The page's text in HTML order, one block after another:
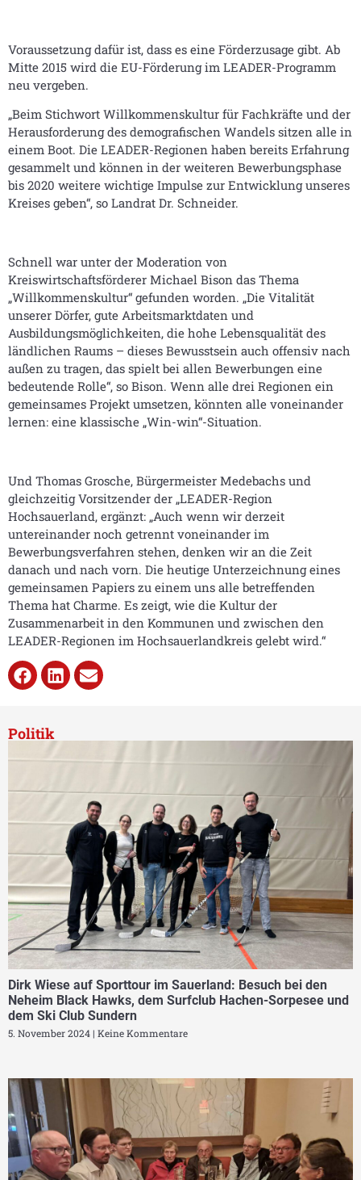
Voraussetzung dafür ist, dass es eine Förderzusage gibt. Ab
Mitte 2015 wird die EU-Förderung im LEADER-Programm
neu vergeben.
„Beim Stichwort Willkommenskultur für Fachkräfte und der
Herausforderung des demografischen Wandels sitzen alle in
einem Boot. Die LEADER-Regionen haben bereits Erfahrung
gesammelt und können in der weiteren Bewerbungsphase
bis 2020 weitere wichtige Impulse zur Entwicklung unseres
Kreises geben“, so Landrat Dr. Schneider.
Schnell war unter der Moderation von
Kreiswirtschaftsförderer Michael Bison das Thema
„Willkommenskultur“ gefunden worden. „Die Vitalität
unserer Dörfer, gute Arbeitsmarktdaten und
Ausbildungsmöglichkeiten, die hohe Lebensqualität des
ländlichen Raums – dieses Bewusstsein auch offensiv nach
außen zu tragen, das spielt bei allen Bewerbungen eine
bedeutende Rolle“, so Bison. Wenn alle drei Regionen ein
gemeinsames Projekt umsetzen, könnten alle voneinander
lernen: eine klassische „Win-win“-Situation.
Und Thomas Grosche, Bürgermeister Medebachs und
gleichzeitig Vorsitzender der „LEADER-Region
Hochsauerland, ergänzt: „Auch wenn wir derzeit
untereinander noch getrennt voneinander im
Bewerbungsverfahren stehen, denken wir an die Zeit
danach und nach vorn. Die heutige Unterzeichnung eines
gemeinsamen Papiers zu einem uns alle betreffenden
Thema hat Charme. Es zeigt, wie die Kultur der
Zusammenarbeit in den Kommunen und zwischen den
LEADER-Regionen im Hochsauerlandkreis gelebt wird.“
Politik
Dirk Wiese auf Sporttour im Sauerland: Besuch bei den
Neheim Black Hawks, dem Surfclub Hachen-Sorpesee und
dem Ski Club Sundern
5. November 2024 Keine Kommentare